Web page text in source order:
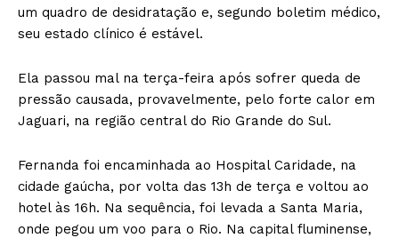
um quadro de desidratação e, segundo boletim médico,
seu estado clínico é estável.
Ela passou mal na terça-feira após sofrer queda de
pressão causada, provavelmente, pelo forte calor em
Jaguari, na região central do Rio Grande do Sul.
Fernanda foi encaminhada ao Hospital Caridade, na
cidade gaúcha, por volta das 13h de terça e voltou ao
hotel às 16h. Na sequência, foi levada a Santa Maria,
onde pegou um voo para o Rio. Na capital fluminense,